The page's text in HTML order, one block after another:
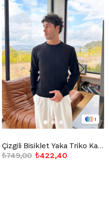
1
Çizgili Bisiklet Yaka Triko Kazak Siyah
₺422,40
₺749,00